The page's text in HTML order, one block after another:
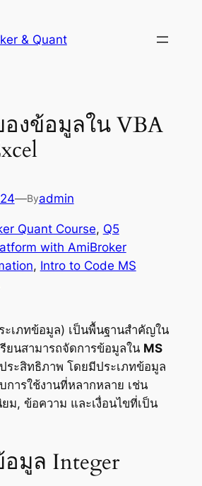
& Quant
งข้อมูลใน VBA
—Byadmin
Quant Course, Q5
with AmiBroker
, Intro to Code MS
ะเภทข้อมูล) เป็นพื้นฐานสำคัญใน
ยนสามารถจัดการข้อมูลใน MS
ระสิทธิภาพ โดยมีประเภทข้อมูล
การใช้งานที่หลากหลาย เช่น
ม, ข้อความ และเงื่อนไขที่เป็น
มูล Integer